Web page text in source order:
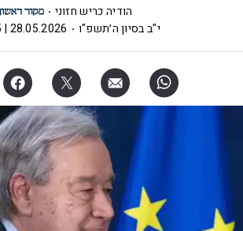
הודיה כריש חזוני
י"ב בסיון ה׳תשפ"ו
28.05.2026 | 16:25